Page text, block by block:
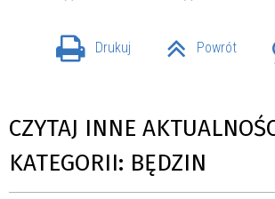
Drukuj Powrót
CZYTAJ INNE
KATEGORII: BĘDZIN